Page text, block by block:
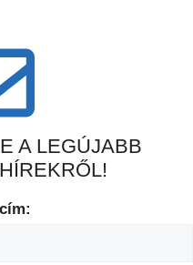
A LEGÚJABB